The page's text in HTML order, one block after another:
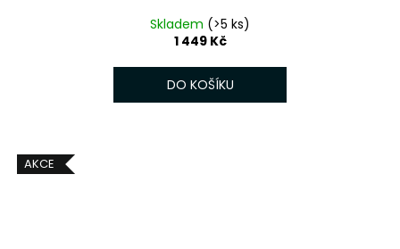
Skladem (>5 ks)
1 449 Kč
DO KOŠÍKU
AKCE